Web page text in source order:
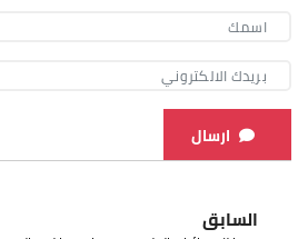
ارسال
السابق